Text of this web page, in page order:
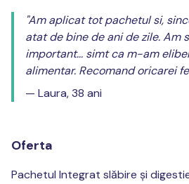
"Am aplicat tot pachetul si,
atat de bine de ani de zile. Am
important... simt ca m-am
alimentar. Recomand oricarei
— Laura, 38 ani
Oferta
Pachetul Integrat slăbire și